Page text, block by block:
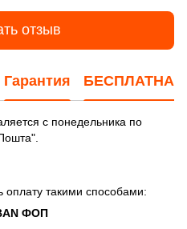
отзыв
Гарантия
с понедельника по
оплату такими способами:
ФОП